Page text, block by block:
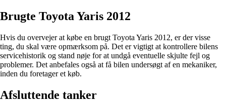
Brugte Toyota Yaris 2012
Hvis du overvejer at købe en brugt Toyota Yaris 2012, er der visse
ting, du skal være opmærksom på. Det er vigtigt at kontrollere bilens
servicehistorik og stand nøje for at undgå eventuelle skjulte fejl og
problemer. Det anbefales også at få bilen undersøgt af en mekaniker,
inden du foretager et køb.
Afsluttende tanker